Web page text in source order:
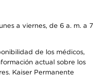
a viernes, de 6 a. m. a 7
de los médicos,
actual sobre los
Kaiser Permanente